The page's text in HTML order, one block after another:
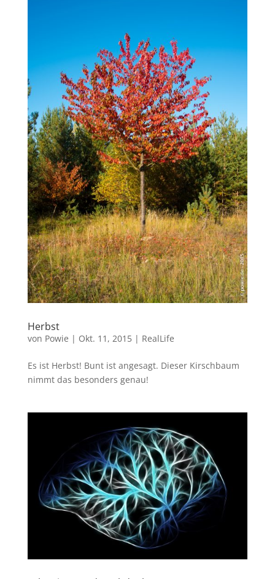
Herbst
von Powie | Okt. 11, 2015| RealLife
Es ist Herbst! Bunt ist angesagt. Dieser Kirschbaum
nimmt das besonders genau!